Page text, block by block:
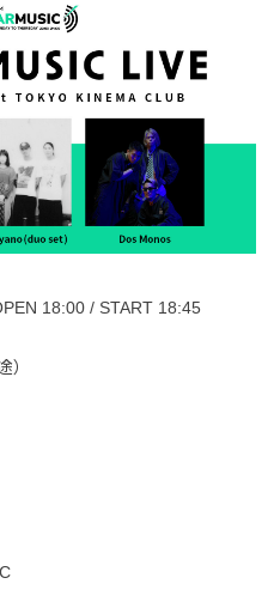
18:00 / START 18:45
）